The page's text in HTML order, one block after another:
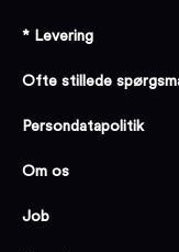
* Levering
Ofte stillede
Persondatapolitik
Om os
Job